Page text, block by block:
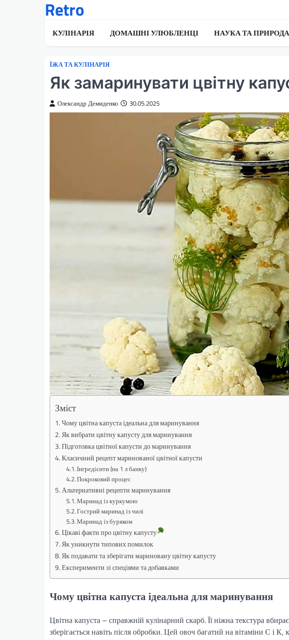
Retro
КУЛІНАРІЯ ДОМАШНІ УЛЮБЛЕНЦІ НАУКА ТА ПРИРОДА
ЇЖА ТА КУЛІНАРІЯ
Як замаринувати цвітну
Олександр Демиденко 30.05.2025
Зміст
Чому цвітна капуста ідеальна для маринування
Як вибрати цвітну капусту для маринування
Підготовка цвітної капусти до маринування
Класичний рецепт маринованої цвітної капусти
Інгредієнти (на 1 л банку)
Покроковий процес
Альтернативні рецепти маринування
Маринад із куркумою
Гострий маринад із чилі
Маринад із буряком
Цікаві факти про цвітну капусту
Як уникнути типових помилок
Як подавати та зберігати мариновану цвітну капусту
Експерименти зі спеціями та добавками
Чому цвітна капуста ідеальна для маринування
Цвітна капуста – справжній кулінарний скарб. Її ніжна текстура
зберігається навіть після обробки. Цей овоч багатий на вітаміни С і